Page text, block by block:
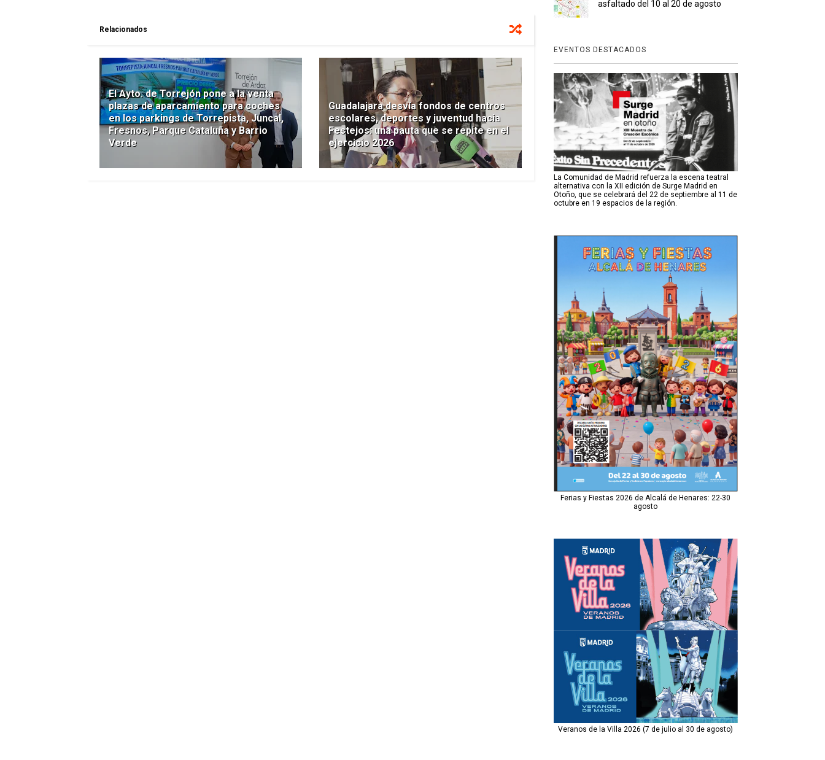
Relacionados
El Ayto. de Torrejón pone a la venta
plazas de aparcamiento para coches
en los parkings de Torrepista, Juncal,
Fresnos, Parque Cataluña y Barrio
Verde
Guadalajara desvía fondos de centros
escolares, deportes y juventud hacia
Festejos: una pauta que se repite en el
ejercicio 2026
asfaltado del 10 al 20 de agosto
EVENTOS DESTACADOS
La Comunidad de Madrid refuerza la escena teatral
alternativa con la XII edición de Surge Madrid en
Otoño, que se celebrará del 22 de septiembre al 11 de
octubre en 19 espacios de la región.
Ferias y Fiestas 2026 de Alcalá de Henares: 22-30
agosto
Veranos de la Villa 2026 (7 de julio al 30 de agosto)